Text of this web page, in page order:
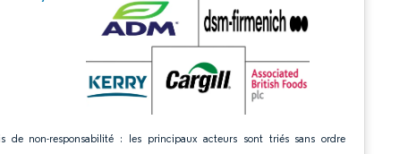
de non-responsabilité : les principaux acteurs sont triés sans ordre